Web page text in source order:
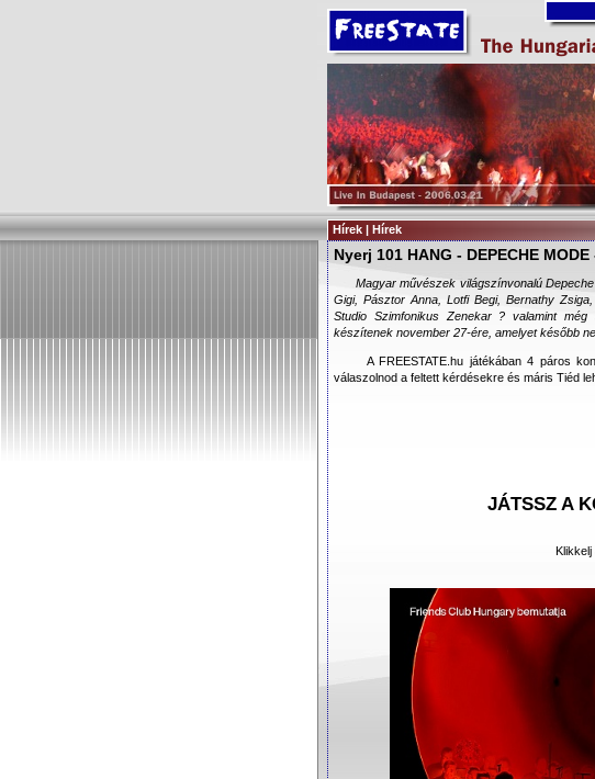
Hírek | Hírek
Nyerj 101 HANG - DEPECHE
Magyar művészek világszínvonalú
Gigi, Pásztor Anna, Lotfi Begi, Bernathy
Studio Szimfonikus Zenekar ? valamint
készítenek november 27-ére, amelyet később
A FREESTATE.hu játékában 4 páros
válaszolnod a feltett kérdésekre és máris Tiéd
JÁTSSZ A